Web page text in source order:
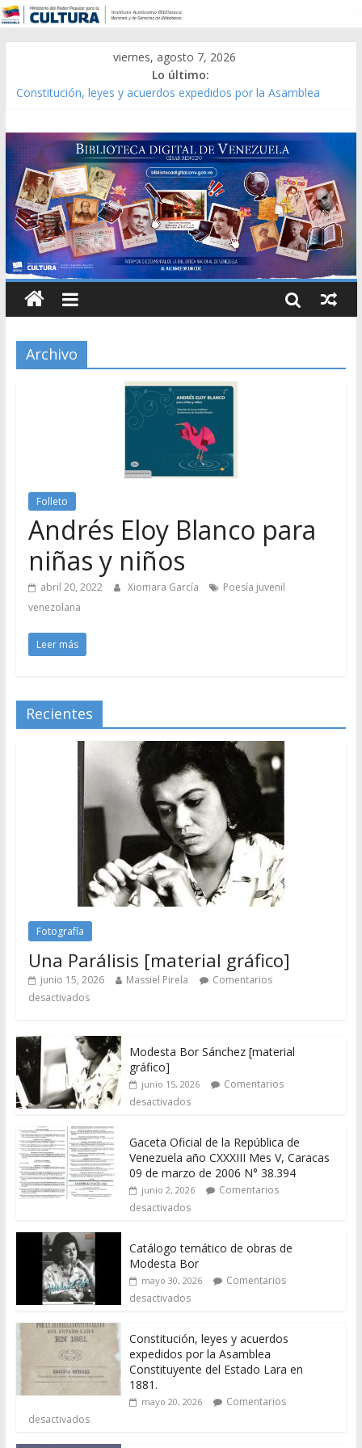
viernes, agosto 7, 2026
Lo último:
Constitución, leyes y acuerdos expedidos por la Asamblea
Modesta Bor Sánchez [material gráfico]
Gaceta Oficial de la República de Venezuela año CXXXIII Mes V,
Caracas 09 de marzo de 2006 N° 38.394
Catálogo temático de obras de Modesta Bor
Archivo
Folleto
Andrés Eloy Blanco para
niñas y niños
abril 20, 2022 Xiomara García
Poesía juvenil
venezolana
Leer más
Recientes
Fotografía
Una Parálisis [material gráfico]
junio 15, 2026 Massiel Pirela
Comentarios
desactivados
Modesta Bor Sánchez [material
gráfico]
junio 15, 2026
Comentarios
desactivados
Gaceta Oficial de la República de
Venezuela año CXXXIII Mes V, Caracas
09 de marzo de 2006 N° 38.394
junio 2, 2026
Comentarios
desactivados
Catálogo temático de obras de
Modesta Bor
mayo 30, 2026
Comentarios
desactivados
Constitución, leyes y acuerdos
expedidos por la Asamblea
Constituyente del Estado Lara en
1881.
mayo 20, 2026
Comentarios
desactivados